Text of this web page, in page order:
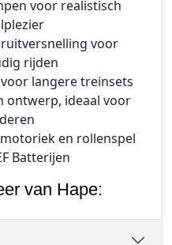
voor realistisch
voor
rijden
langere treinsets
ontwerp, ideaal voor
en rollenspel
Batterijen
van Hape: